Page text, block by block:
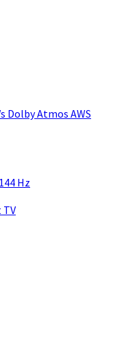
Dolby Atmos AWS
Hz
TV